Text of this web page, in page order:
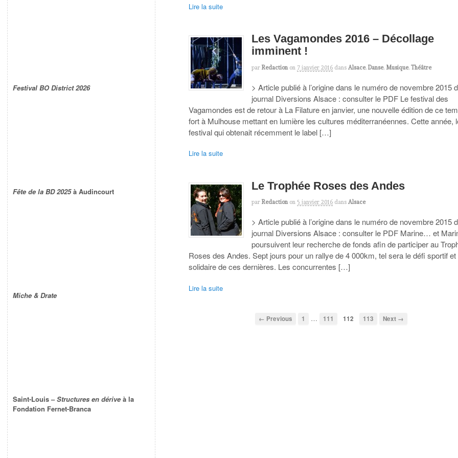
Lire la suite
Les Vagamondes 2016 – Décollage
imminent !
par Redaction on 7 janvier 2016 dans Alsace,Danse, Musique,Théâtre
> Article publié à l’origine dans le numéro de novembre 2015
journal Diversions Alsace : consulter le PDF Le festival des
Vagamondes est de retour à La Filature en janvier, une nouvelle édition de ce
fort à Mulhouse mettant en lumière les cultures méditerranéennes. Cette année,
festival qui obtenait récemment le label […]
Lire la suite
Le Trophée Roses des Andes
par Redaction on 5 janvier 2016 dans Alsace
> Article publié à l’origine dans le numéro de novembre 2015
journal Diversions Alsace : consulter le PDF Marine… et
poursuivent leur recherche de fonds afin de participer au
Roses des Andes. Sept jours pour un rallye de 4 000km, tel sera le défi sportif et
solidaire de ces dernières. Les concurrentes […]
Lire la suite
← Previous 1 … 111 112 113 Next →
Festival BO District 2026
Fête de la BD 2025à Audincourt
Miche & Drate
Saint-Louis –Structures en dérive à la
Fondation Fernet-Branca